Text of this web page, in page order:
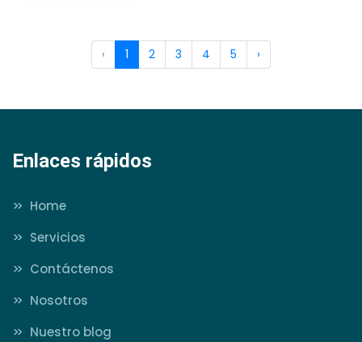
‹ 1 2 3 4 5 ›
Enlaces rápidos
>>
Home
>>
Servicios
>>
Contáctenos
>>
Nosotros
>>
Nuestro blog